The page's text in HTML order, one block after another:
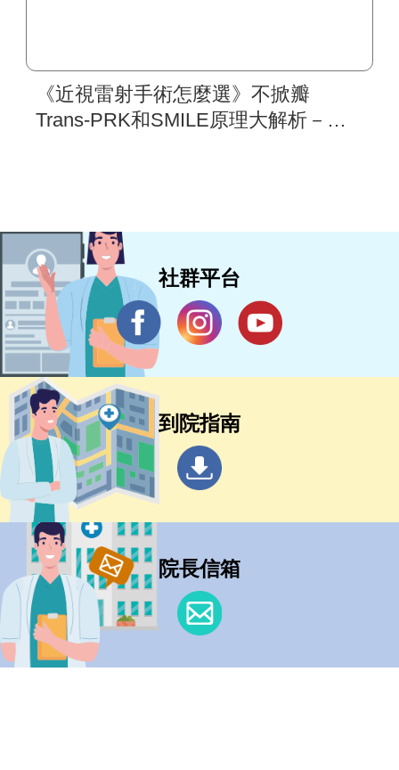
《近視雷射手術怎麼選》不掀瓣
Trans-PRK和SMILE原理大解析－展
社群平台
到院指南
院長信箱